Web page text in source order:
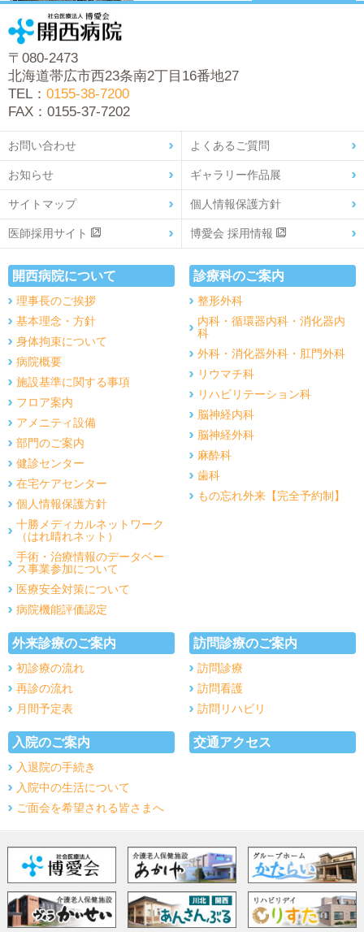
〒080-2473
北海道帯広市西23条南2丁目16番地27
TEL： 0155-38-7200
FAX：0155-37-7202
お問い合わせ よくあるご質問
お知らせ ギャラリー作品展
サイトマップ 個人情報保護方針
医師採用サイト 博愛会 採用情報
開西病院について
理事長のご挨拶
基本理念・方針
身体拘束について
病院概要
施設基準に関する事項
フロア案内
アメニティ設備
部門のご案内
健診センター
在宅ケアセンター
個人情報保護方針
十勝メディカルネットワーク
（はれ晴れネット）
手術・治療情報のデータベー
ス事業参加について
医療安全対策について
病院機能評価認定
診療科のご案内
整形外科
内科・循環器内科・消化器内
科
外科・消化器外科・肛門外科
リウマチ科
リハビリテーション科
脳神経内科
脳神経外科
麻酔科
歯科
もの忘れ外来【完全予約制】
外来診療のご案内
初診療の流れ
再診の流れ
月間予定表
訪問診療のご案内
訪問診療
訪問看護
訪問リハビリ
入院のご案内
入退院の手続き
入院中の生活について
ご面会を希望される皆さまへ
交通アクセス